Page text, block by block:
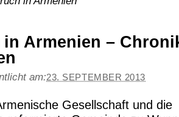
Armenien –
am:23. SEPTEMBER 2013
Gesellschaft und die